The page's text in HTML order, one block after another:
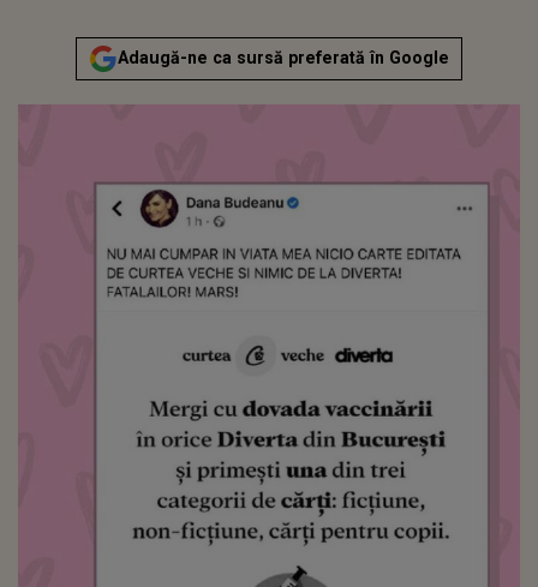
Adaugă-ne ca sursă preferată în Google